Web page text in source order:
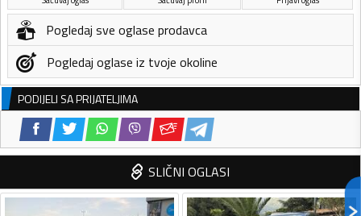
Pogledaj sve oglase prodavca
Pogledaj oglase iz tvoje okoline
PODIJELI SA PRIJATELJIMA
SLIČNI OGLASI